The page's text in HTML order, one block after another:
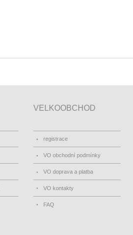
VELKOOBCHOD
registrace
VO obchodní podmínky
VO doprava a platba
VO kontakty
FAQ